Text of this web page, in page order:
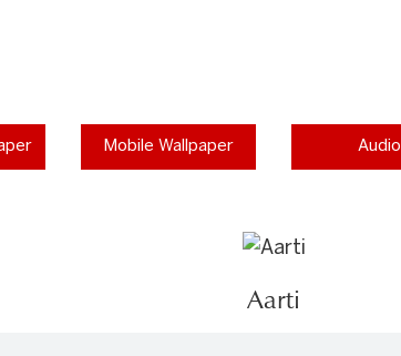
Mobile Wallpaper Audio
Aarti